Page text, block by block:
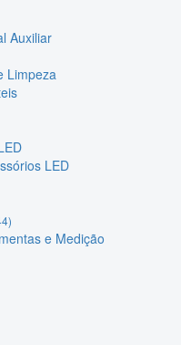
Auxiliar
Limpeza
LED
e Medição